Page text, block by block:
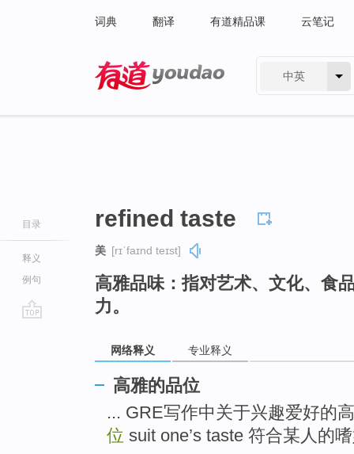
词典 翻译 有道精品课 云笔记
中英
目录
释义
例句
refined taste
美 [rɪˈfaɪnd teɪst]
高雅品味：指对艺术、文化、食
力。
网络释义 专业释义
高雅的品位
... GRE写作中关于兴趣爱好的
位 suit one’s taste 符合某人的